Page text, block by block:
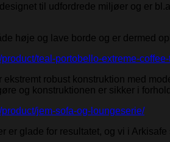
til udfordrede miljøer og er
høje og lave borde og er dermed
product/teal-portobello-extreme-
ekstremt robust konstruktion med
og konstruktionen er sikker i
product/jem-sofa-og-loungeserie/
er glade for resultatet, og vi i